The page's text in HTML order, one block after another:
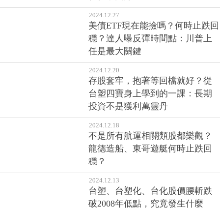
2024.12.27
美債ETF現在能撿嗎？何時止跌回
穩？達人曝反彈時間點：川普上
任是最大關鍵
2024.12.20
存股套牢，抱著等回檔就好？從
台塑四寶身上學到的一課：長期
投資不是獲利萬靈丹
2024.12.18
不是所有航運相關類股都樂觀？
龍德造船、東哥遊艇何時止跌回
穩？
2024.12.13
台塑、台塑化、台化股價腰斬跌
破2008年低點，究竟發生什麼